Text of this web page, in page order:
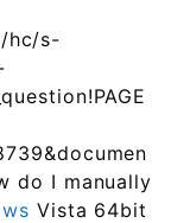
hc/s-
do I manually
Vista 64bit